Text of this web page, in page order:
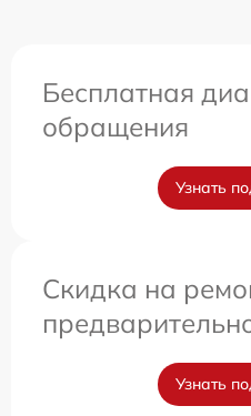
Бесплатная
обращения
Узнать
Скидка на
Узнать